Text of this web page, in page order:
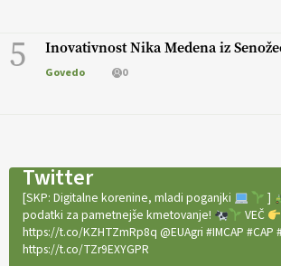
5 Inovativnost Nika Medena iz
Govedo 0
Twitter
[SKP: Digitalne korenine, mladi poganjki ]
podatki za pametnejše kmetovanje!
VEČ
https://t.co/KZHTZmRp8q @EUAgri #IMCAP #CAP
https://t.co/TZr9EXYGPR